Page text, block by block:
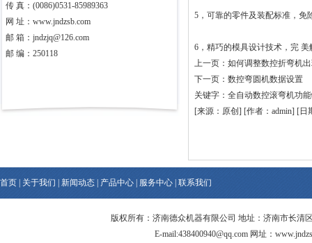
传 真：(0086)0531-85989363
网 址： www.jndzsb.com
邮 箱：jndzjq@126.com
邮 编：250118
5，可靠的零件及装配标准，免
6，精巧的模具设计技术，完
上一页： 如何调整数控折弯机
下一页： 数控弯圆机数据设置
关键字： 全自动数控滚弯机功
[来源：原创] [作者：admin] [日
首页 关于我们 新闻动态 产品中心 服务中心 联系我们
版权所有：济南德众机器有限公司 地址：济南市长清
E-mail:438400940@qq.com 网址：